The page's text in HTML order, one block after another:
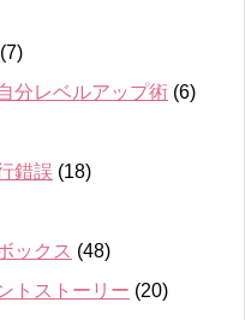
(7)
分レベルアップ術 (6)
錯誤 (18)
ックス (48)
トストーリー (20)